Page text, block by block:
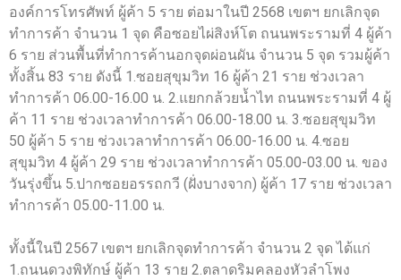
องค์การโทรศัพท์ ผู้ค้า 5 ราย ต่อมาในปี 2568 เขตฯ ยกเลิกจุด
ทำการค้า จำนวน 1 จุด คือซอยไผ่สิงห์โต ถนนพระรามที่ 4 ผู้ค้า
6 ราย ส่วนพื้นที่ทำการค้านอกจุดผ่อนผัน จำนวน 5 จุด รวมผู้ค้า
ทั้งสิ้น 83 ราย ดังนี้ 1.ซอยสุขุมวิท 16 ผู้ค้า 21 ราย ช่วงเวลา
ทำการค้า 06.00-16.00 น. 2.แยกกล้วยน้ำไท ถนนพระรามที่ 4 ผู้
ค้า 11 ราย ช่วงเวลาทำการค้า 06.00-18.00 น. 3.ซอยสุขุมวิท
50 ผู้ค้า 5 ราย ช่วงเวลาทำการค้า 06.00-16.00 น. 4.ซอย
สุขุมวิท 4 ผู้ค้า 29 ราย ช่วงเวลาทำการค้า 05.00-03.00 น. ของ
วันรุ่งขึ้น 5.ปากซอยอรรถกวี (ฝั่งบางจาก) ผู้ค้า 17 ราย ช่วงเวลา
ทำการค้า 05.00-11.00 น.
ทั้งนี้ในปี 2567 เขตฯ ยกเลิกจุดทำการค้า จำนวน 2 จุด ได้แก่
1.ถนนดวงพิทักษ์ ผู้ค้า 13 ราย 2.ตลาดริมคลองหัวลำโพง